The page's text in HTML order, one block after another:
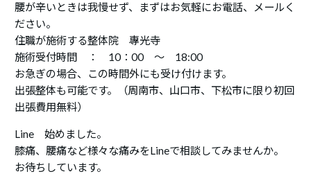
腰が辛いときは我慢せず、まずはお気軽にお電話、メールく
ださい。
住職が施術する整体院 專光寺
施術受付時間 ： 10：00 ～ 18:00
お急ぎの場合、この時間外にも受け付けます。
出張整体も可能です。（周南市、山口市、下松市に限り初回
出張費用無料）
Line 始めました。
膝痛、腰痛など様々な痛みをLineで相談してみませんか。
お待ちしています。